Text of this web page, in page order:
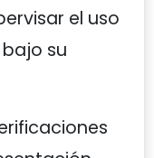
el uso
su